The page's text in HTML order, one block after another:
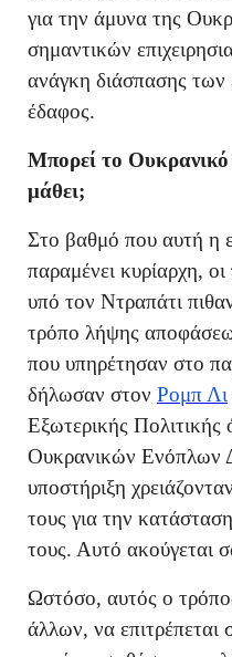
για την άμυνα της
σημαντικών
ανάγκη διάσπασης
έδαφος.
Μπορεί το Ουκρανικό
μάθει;
Στο βαθμό που αυτή η
παραμένει κυρίαρχη,
υπό τον Ντραπάτι
τρόπο λήψης
που υπηρέτησαν στο
δήλωσαν στον Ρομπ Λι
Εξωτερικής Πολιτικής
Ουκρανικών Ενόπλων
υποστήριξη
τους για την
τους. Αυτό ακούγεται
Ωστόσο, αυτός ο
άλλων, να